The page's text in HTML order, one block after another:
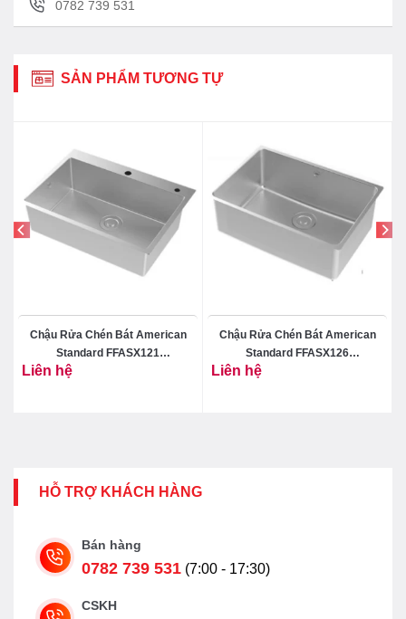
Chuẩn tiết kiệm năng lượng 5 sao.
Máy nước nóng gián tiếp Slim3 Lux 30L Ariston
0782 739 531
SẢN PHẨM TƯƠNG TỰ
Chậu Rửa Chén Bát American
Standard FFASX121
101368MS00 Một Hộc Inox 304
Liên hệ
Chậu Rửa Chén Bát American
Standard FFASX126
101373MS00 Một Hộc Inox 304
Liên hệ
HỖ TRỢ KHÁCH HÀNG
Bán hàng
0782 739 531 (7:00 - 17:30)
CSKH